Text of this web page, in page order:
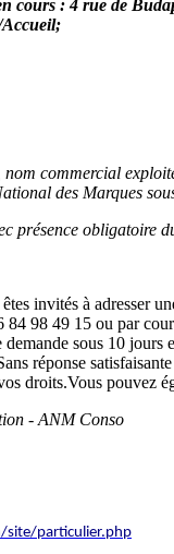
cours : 4 rue de
commercial
des Marques
présence obligatoire
invités à adresser
84 98 49 15 ou par
sous 10
réponse
droits.Vous pouvez
- ANM Conso
particulier.php